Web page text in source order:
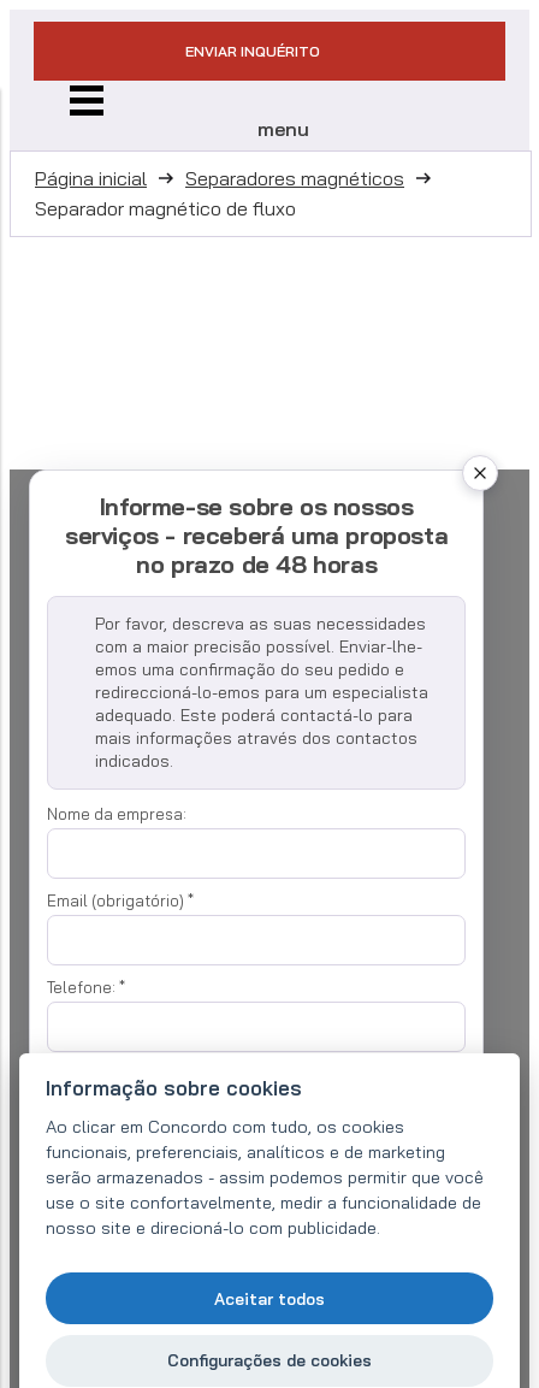
ENVIAR INQUÉRITO
menu
Informação sobre cookies
Ao clicar em Concordo com tudo, os cookies
funcionais, preferenciais, analíticos e de marketing
serão armazenados - assim podemos permitir que você
use o site confortavelmente, medir a funcionalidade de
nosso site e direcioná-lo com publicidade.
Aceitar todos
Configurações de cookies
Página inicial
Separadores magnéticos
Separador magnético de fluxo
Informe-se sobre os nossos
serviços - receberá uma proposta
no prazo de 48 horas
Por favor, descreva as suas necessidades
com a maior precisão possível. Enviar-lhe-
emos uma confirmação do seu pedido e
redireccioná-lo-emos para um especialista
adequado. Este poderá contactá-lo para
mais informações através dos contactos
indicados.
Nome da empresa:
Email (obrigatório) *
Telefone: *
processamento do meu pedido de informação
Enviar mensagem